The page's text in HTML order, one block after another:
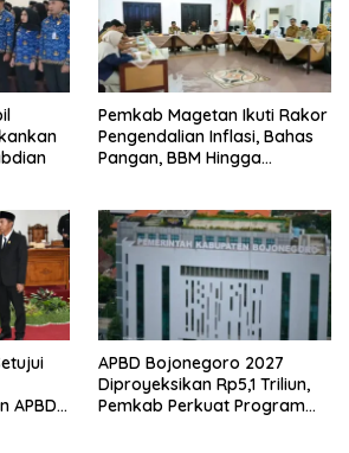
Pemkab Magetan Ikuti Rakor
Pengendalian Inflasi, Bahas
Pangan, BBM Hingga
APBD
APBD Bojonegoro 2027
Diproyeksikan Rp5,1 Triliun,
Pemkab Perkuat Program